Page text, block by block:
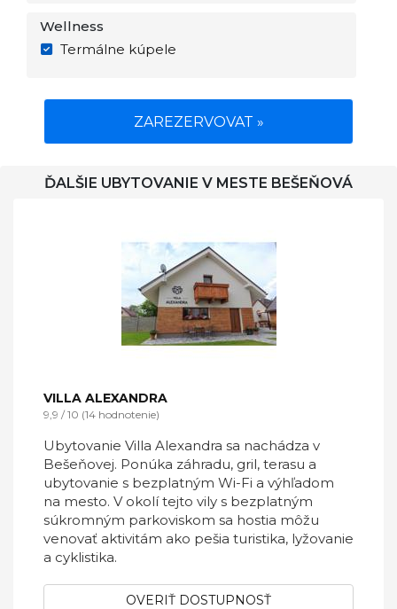
Wellness
Termálne kúpele
ZAREZERVOVAT »
ĎALŠIE UBYTOVANIE V MESTE BEŠEŇOVÁ
VILLA ALEXANDRA
9,9 / 10 (14 hodnotenie)
Ubytovanie Villa Alexandra sa nachádza v
Bešeňovej. Ponúka záhradu, gril, terasu a
ubytovanie s bezplatným Wi-Fi a výhľadom
na mesto. V okolí tejto vily s bezplatným
súkromným parkoviskom sa hostia môžu
venovať aktivitám ako pešia turistika, lyžovanie
a cyklistika.
OVERIŤ DOSTUPNOSŤ